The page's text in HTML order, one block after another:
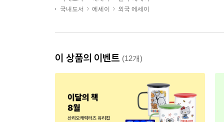
국내도서
에세이 외국 에세이
이 상품의 이벤트 (12개)